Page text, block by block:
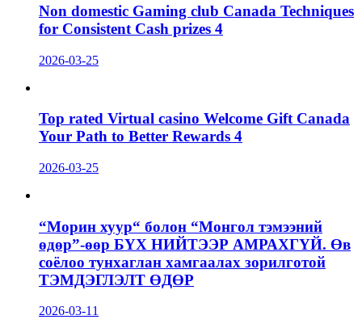
Non domestic Gaming club Canada Techniques
for Consistent Cash prizes 4
2026-03-25
Top rated Virtual casino Welcome Gift Canada
Your Path to Better Rewards 4
2026-03-25
“Морин хуур“ болон “Монгол тэмээний
өдөр”-өөр БҮХ НИЙТЭЭР АМРАХГҮЙ. Өв
соёлоо тунхаглан хамгаалах зорилготой
ТЭМДЭГЛЭЛТ ӨДӨР
2026-03-11